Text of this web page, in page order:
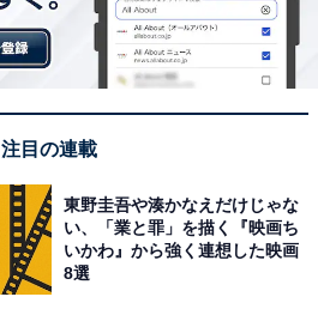
注目の連載
東野圭吾や湊かなえだけじゃな
い、「業と罪」を描く『映画ち
いかわ』から強く連想した映画
8選